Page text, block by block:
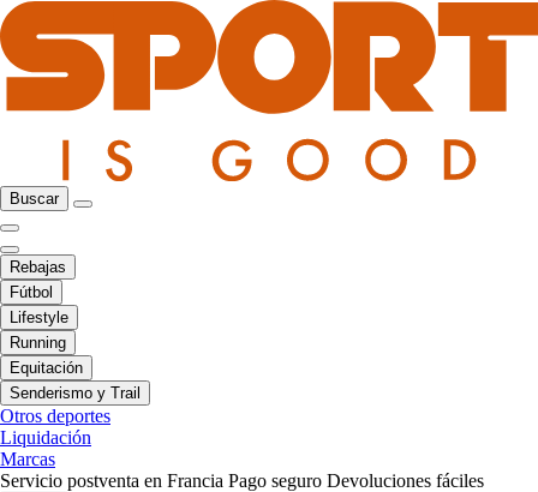
Buscar
Rebajas
Fútbol
Lifestyle
Running
Equitación
Senderismo y Trail
Otros deportes
Liquidación
Marcas
Servicio postventa en Francia Pago seguro Devoluciones fáciles